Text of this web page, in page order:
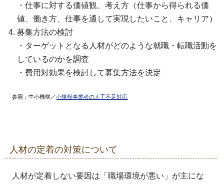
・仕事に対する価値観、考え方（仕事から得られる価
値、働き方、仕事を通して実現したいこと、キャリア）
募集方法の検討
・ターゲットとなる人材がどのような就職・転職活動を
しているのかを調査
・費用対効果を検討して募集方法を決定
参照：中小機構／小規模事業者の人手不足対応
人材の定着の対策について
人材が定着しない要因は「職場環境が悪い」が主にな